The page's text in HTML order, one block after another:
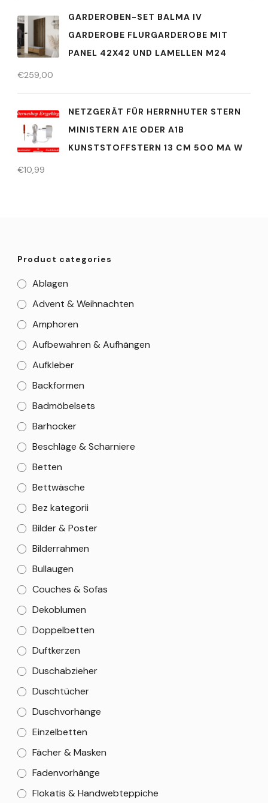
GARDEROBEN-SET BALMA IV
GARDEROBE FLURGARDEROBE MIT
PANEL 42X42 UND LAMELLEN M24
€259,00
NETZGERÄT FÜR HERRNHUTER STERN
MINISTERN A1E ODER A1B
KUNSTSTOFFSTERN 13 CM 500 MA W
€10,99
Product categories
Ablagen
Advent & Weihnachten
Amphoren
Aufbewahren & Aufhängen
Aufkleber
Backformen
Badmöbelsets
Barhocker
Beschläge & Scharniere
Betten
Bettwäsche
Bez kategorii
Bilder & Poster
Bilderrahmen
Bullaugen
Couches & Sofas
Dekoblumen
Doppelbetten
Duftkerzen
Duschabzieher
Duschtücher
Duschvorhänge
Einzelbetten
Fächer & Masken
Fadenvorhänge
Flokatis & Handwebteppiche